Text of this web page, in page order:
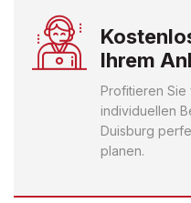
Ihrem
Profitieren Sie
individuellen
Duisburg
planen.